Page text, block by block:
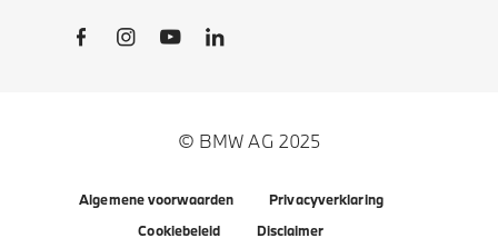
Social Links
© BMW AG 2025
Algemene voorwaarden
Privacyverklaring
Cookiebeleid
Disclaimer